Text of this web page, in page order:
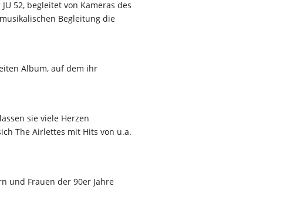
52, begleitet von Kameras des
Begleitung die
Album, auf dem ihr
sie viele Herzen
The Airlettes mit Hits von u.a.
und Frauen der 90er Jahre